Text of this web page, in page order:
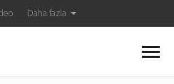
Daha fazla